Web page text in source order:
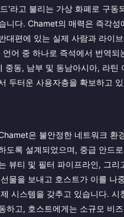
'라고 불리는 가상 화폐로 구동
니다. Chamet의 매력은 즉각성
대편에 있는 실제 사람과 라이
언어 중 하나로 즉석에서 번역되
중동, 남부 및 동남아시아, 라틴
두터운 사용자층을 확보하고
은 불안정한 네트워크 환
도록 설계되었으며, 중급 안드
뷰티 및 필터 파이프라인, 그리
물을 보내고 호스트가 이를 나
시스템을 갖추고 있습니다. 시
하고, 호스트에게는 소규모 비